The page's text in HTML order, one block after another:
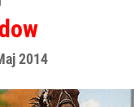
2014